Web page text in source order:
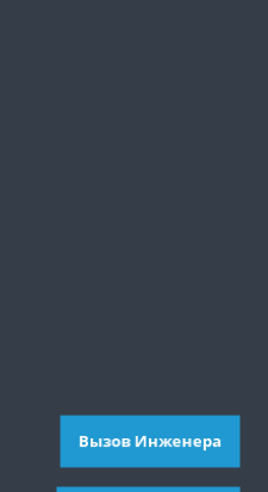
Вызов Инженера